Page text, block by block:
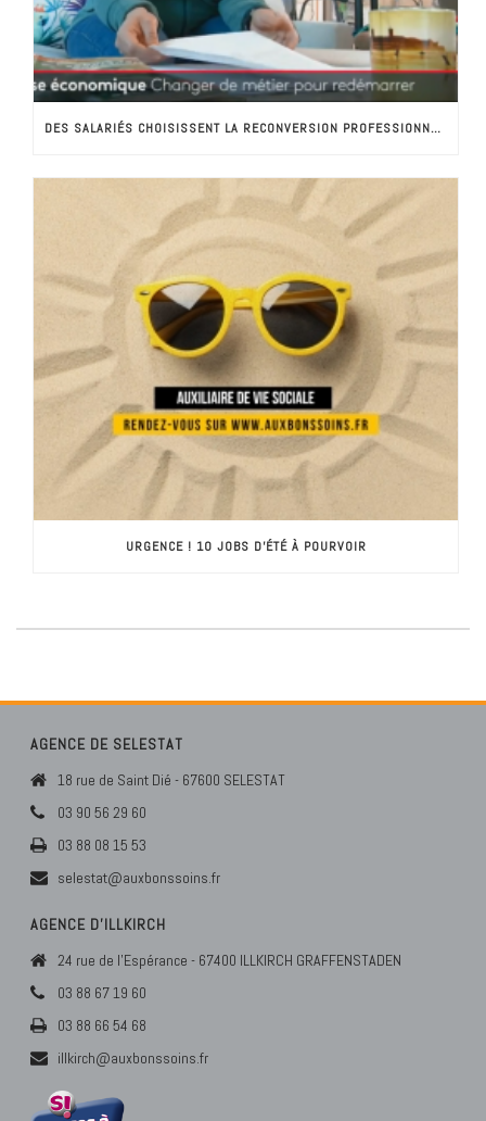
DES SALARIÉS CHOISISSENT LA RECONVERSION PROFESSIONNELLE VERS LES MÉTIERS D’AIDE A DOMICILE
URGENCE ! 10 JOBS D’ÉTÉ À POURVOIR
AGENCE DE SELESTAT
18 rue de Saint Dié - 67600 SELESTAT
03 90 56 29 60
03 88 08 15 53
selestat@auxbonssoins.fr
AGENCE D’ILLKIRCH
24 rue de l'Espérance - 67400 ILLKIRCH GRAFFENSTADEN
03 88 67 19 60
03 88 66 54 68
illkirch@auxbonssoins.fr